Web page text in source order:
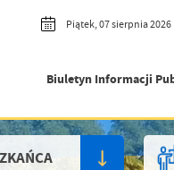
Piątek, 07 sierpnia 2026
Biuletyn Informacji